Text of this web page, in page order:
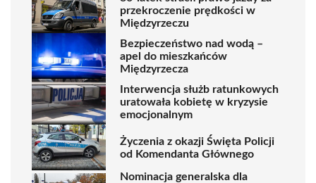
przekroczenie prędkości w
Międzyrzeczu
Bezpieczeństwo nad wodą –
apel do mieszkańców
Międzyrzecza
Interwencja służb ratunkowych
uratowała kobietę w kryzysie
emocjonalnym
Życzenia z okazji Święta Policji
od Komendanta Głównego
Nominacja generalska dla